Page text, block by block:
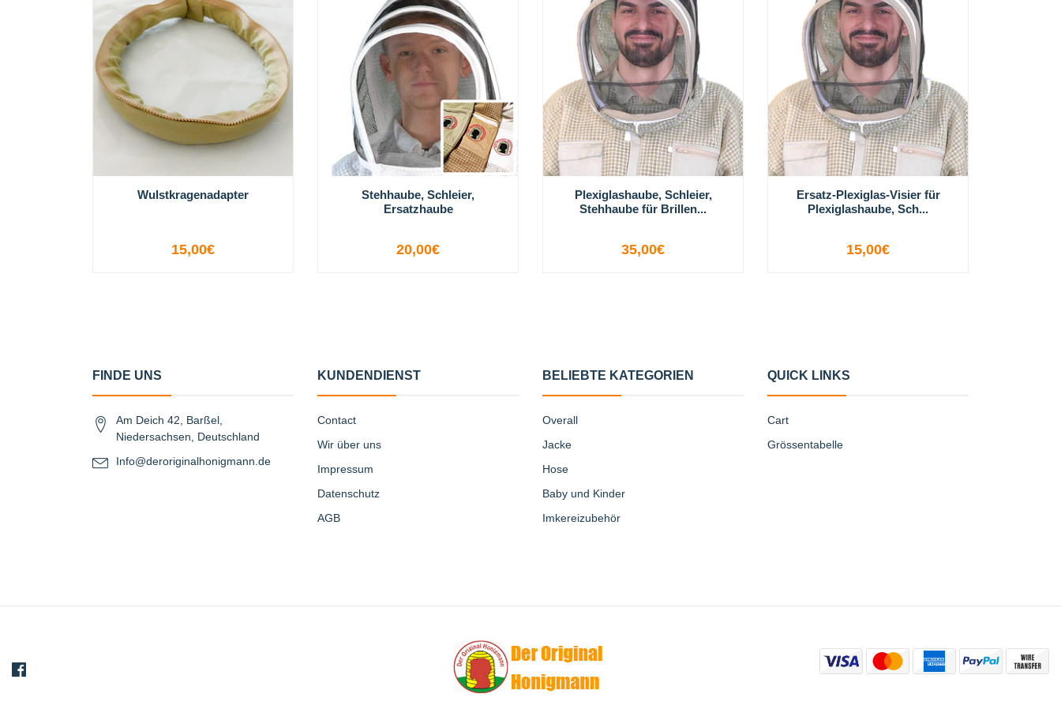
Wulstkragenadapter
OPTIONEN ANZEIGEN
15,00€
Stehhaube, Schleier,
Ersatzhaube
OPTIONEN ANZEIGEN
20,00€
Plexiglashaube, Schleier,
Stehhaube für Brillen...
OPTIONEN ANZEIGEN
35,00€
Ersatz-Plexiglas-Visier für
Plexiglashaube, Sch...
OPTIONEN ANZEIGEN
15,00€
FINDE UNS
Am Deich 42, Barßel,
Niedersachsen, Deutschland
Info@deroriginalhonigmann.de
KUNDENDIENST
Contact
Wir über uns
Impressum
Datenschutz
AGB
BELIEBTE KATEGORIEN
Overall
Jacke
Hose
Baby und Kinder
Imkereizubehör
QUICK LINKS
Cart
Grössentabelle